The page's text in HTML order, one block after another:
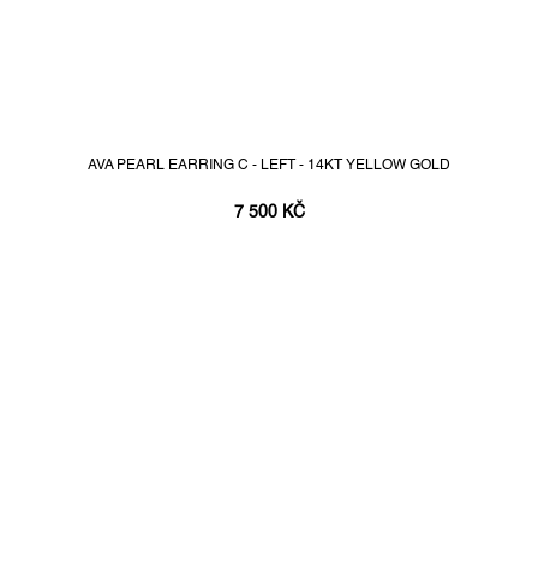
AVA PEARL EARRING C - LEFT - 14KT YELLOW GOLD
7 500 KČ